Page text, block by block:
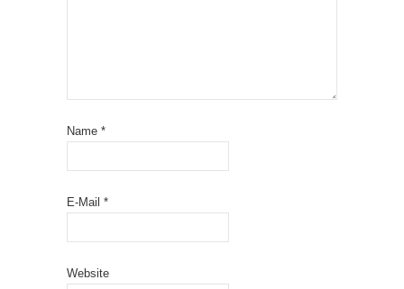
Name *
E-Mail *
Website